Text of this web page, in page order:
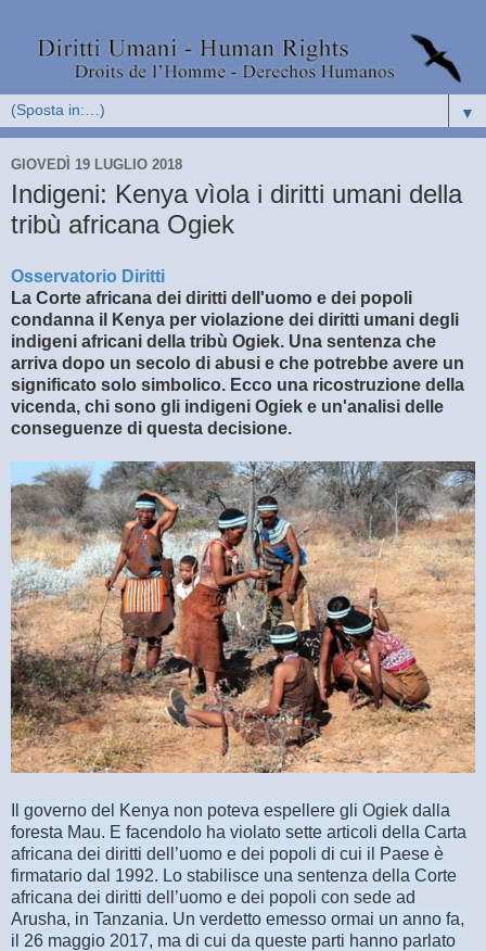
▼
GIOVEDÌ 19 LUGLIO 2018
Indigeni: Kenya vìola i diritti umani della
tribù africana Ogiek
Osservatorio Diritti
La Corte africana dei diritti dell'uomo e dei popoli
condanna il Kenya per violazione dei diritti umani degli
indigeni africani della tribù Ogiek. Una sentenza che
arriva dopo un secolo di abusi e che potrebbe avere un
significato solo simbolico. Ecco una ricostruzione della
vicenda, chi sono gli indigeni Ogiek e un'analisi delle
conseguenze di questa decisione.
Il governo del Kenya non poteva espellere gli Ogiek dalla
foresta Mau. E facendolo ha violato sette articoli della Carta
africana dei diritti dell’uomo e dei popoli di cui il Paese è
firmatario dal 1992. Lo stabilisce una sentenza della Corte
africana dei diritti dell’uomo e dei popoli con sede ad
Arusha, in Tanzania. Un verdetto emesso ormai un anno fa,
il 26 maggio 2017, ma di cui da queste parti hanno parlato